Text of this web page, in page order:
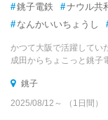
#銚子電鉄 #ナウル共
# なんかいいちょうし
かつて大阪で活躍してい
成田からちょこっと銚子
銚子
2025/08/12～ （1日間）